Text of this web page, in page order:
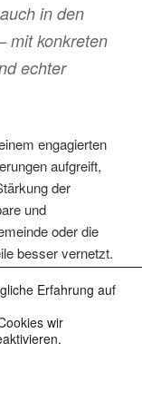
in den
mit konkreten
echter
engagierten
aufgreift,
der
und
oder die
besser vernetzt.
der
sollen künftig
Mitsprache
Erfahrung auf
wir